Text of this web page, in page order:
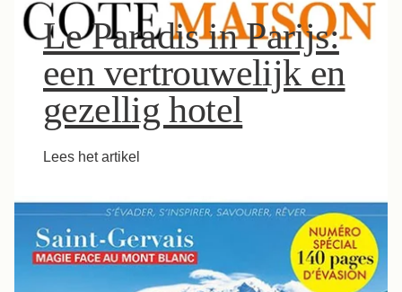
Le Paradis in Parijs:
een vertrouwelijk en
gezellig hotel
Lees het artikel